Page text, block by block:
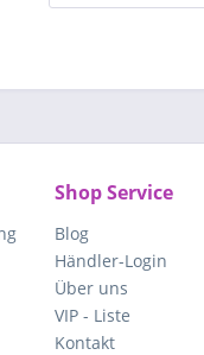
Shop Service
Blog
Händler-Login
Über uns
VIP - Liste
Kontakt